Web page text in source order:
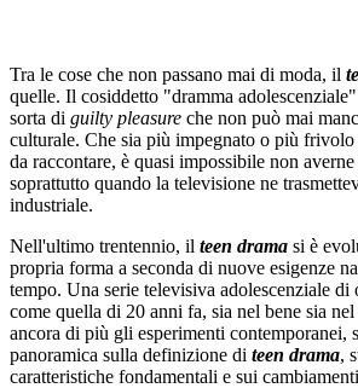
Tra le cose che non passano mai di moda, il
quelle. Il cosiddetto "dramma
sorta di guilty pleasure che non può mai
culturale. Che sia più impegnato o più frivolo
da raccontare, è quasi impossibile non
soprattutto quando la televisione ne
industriale.
Nell'ultimo trentennio, il teen drama si è
propria forma a seconda di nuove esigenze
tempo. Una serie televisiva adolescenziale di
come quella di 20 anni fa, sia nel bene sia
ancora di più gli esperimenti contemporanei,
panoramica sulla definizione di teen drama,
caratteristiche fondamentali e sui